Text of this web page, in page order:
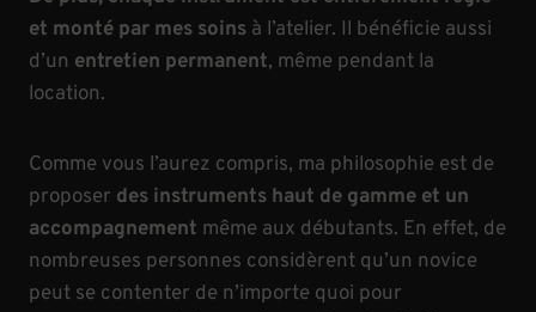
o
l
et monté par mes soins à l’atelier. Il bénéficie aussi
d’un entretien permanent, même pendant la
location.
Comme vous l’aurez compris, ma philosophie est de
proposer des instruments haut de gamme et un
accompagnement même aux débutants. En effet, de
nombreuses personnes considèrent qu’un novice
peut se contenter de n’importe quoi pour